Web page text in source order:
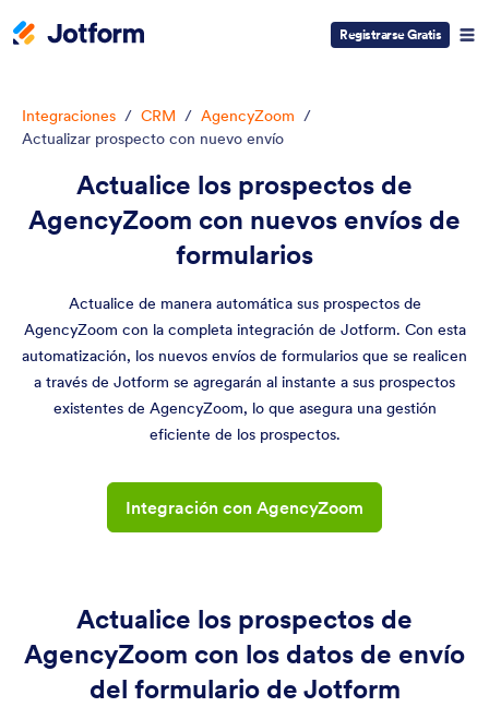
Registrarse Gratis
Integraciones / CRM / AgencyZoom /
Actualizar prospecto con nuevo envío
Actualice los prospectos de
AgencyZoom con nuevos envíos de
formularios
Actualice de manera automática sus prospectos de
AgencyZoom con la completa integración de Jotform. Con esta
automatización, los nuevos envíos de formularios que se realicen
a través de Jotform se agregarán al instante a sus prospectos
existentes de AgencyZoom, lo que asegura una gestión
eficiente de los prospectos.
Integración con AgencyZoom
Actualice los prospectos de
AgencyZoom con los datos de envío
del formulario de Jotform